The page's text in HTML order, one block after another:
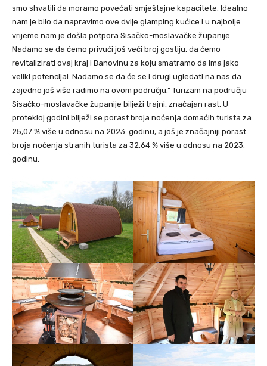
smo shvatili da moramo povećati smještajne kapacitete. Idealno
nam je bilo da napravimo ove dvije glamping kućice i u najbolje
vrijeme nam je došla potpora Sisačko-moslavačke županije.
Nadamo se da ćemo privući još veći broj gostiju, da ćemo
revitalizirati ovaj kraj i Banovinu za koju smatramo da ima jako
veliki potencijal. Nadamo se da će se i drugi ugledati na nas da
zajedno još više radimo na ovom području.“ Turizam na području
Sisačko-moslavačke županije bilježi trajni, značajan rast. U
protekloj godini bilježi se porast broja noćenja domaćih turista za
25,07 % više u odnosu na 2023. godinu, a još je značajniji porast
broja noćenja stranih turista za 32,64 % više u odnosu na 2023.
godinu.